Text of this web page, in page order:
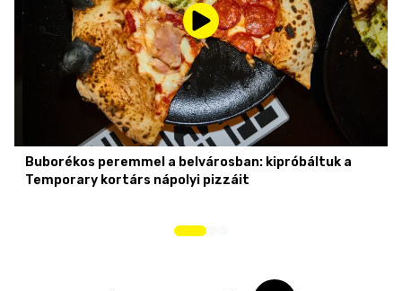
Buborékos peremmel a belvárosban: kipróbáltuk a
Temporary kortárs nápolyi pizzáit